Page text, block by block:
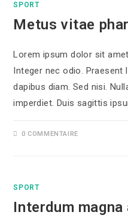
SPORT
Metus vitae
Lorem ipsum dolor sit
Integer nec odio. Praesent
dapibus diam. Sed nisi.
imperdiet. Duis sagittis
0 COMMENTAIRE
SPORT
Interdum magna